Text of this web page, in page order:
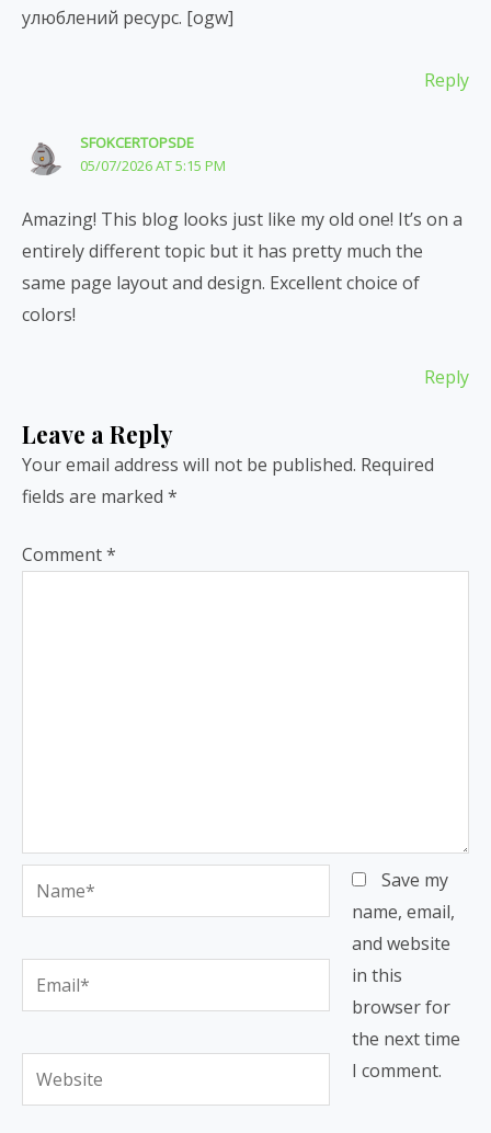
улюблений ресурс. [ogw]
Reply
SFOKCERTOPSDE
05/07/2026 AT 5:15 PM
Amazing! This blog looks just like my old one! It’s on a
entirely different topic but it has pretty much the
same page layout and design. Excellent choice of
colors!
Reply
Leave a Reply
Your email address will not be published. Required
fields are marked *
Comment*
Name*
Email*
Website
Save my
name, email,
and website
in this
browser for
the next time
I comment.